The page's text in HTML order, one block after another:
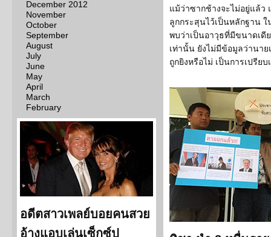
December 2012
November
October
September
August
July
June
May
April
March
February
อดีตสาวเพลย์บอยคนสวย
อ้างแอบเล่นเซ็กซ์ป
แม้ว่าซากช้างจะไม่อยู่แล้ว
ลูกกระสุนไว้เป็นหลักฐาน
พบว่าเป็นอาวุธที่มีขนาดเดี
เท่านั้น ยังไม่มีข้อมูลว่านาย
ถูกยิงหรือไม่ เป็นการเปรีย